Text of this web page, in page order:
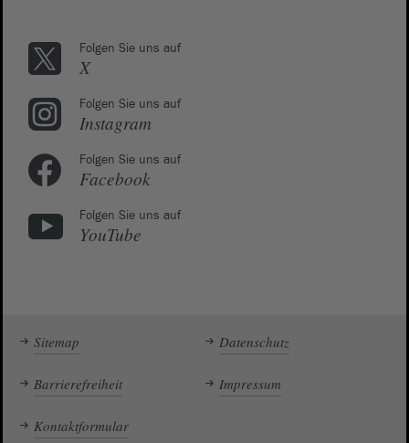
Folgen Sie uns auf
X
Folgen Sie uns auf
Instagram
Folgen Sie uns auf
Facebook
Folgen Sie uns auf
YouTube
Sitemap Datenschutz
Barrierefreiheit Impressum
Kontaktformular